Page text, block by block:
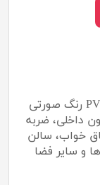
دیوارپوش ترمووال نیم‌گرد MDF با روکش PVC رنگ صورتی
داخلی، ضربه
خواب، سالن
و سایر فضا